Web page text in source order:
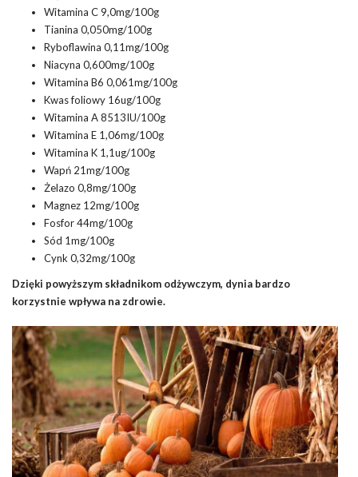
Witamina C 9,0mg/100g
Tianina 0,050mg/100g
Ryboflawina 0,11mg/100g
Niacyna 0,600mg/100g
Witamina B6 0,061mg/100g
Kwas foliowy 16ug/100g
Witamina A 8513IU/100g
Witamina E 1,06mg/100g
Witamina K 1,1ug/100g
Wapń 21mg/100g
Żelazo 0,8mg/100g
Magnez 12mg/100g
Fosfor 44mg/100g
Sód 1mg/100g
Cynk 0,32mg/100g
Dzięki powyższym składnikom odżywczym, dynia bardzo
korzystnie wpływa na zdrowie.